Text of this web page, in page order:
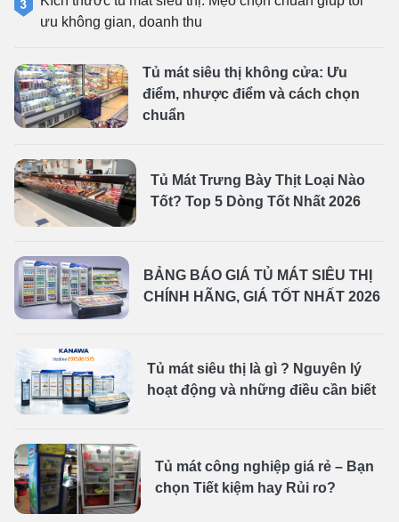
ưu không gian, doanh thu
Tủ mát siêu thị không cửa: Ưu
điểm, nhược điểm và cách chọn
chuẩn
Tủ Mát Trưng Bày Thịt Loại Nào
Tốt? Top 5 Dòng Tốt Nhất 2026
BẢNG BÁO GIÁ TỦ MÁT SIÊU THỊ
CHÍNH HÃNG, GIÁ TỐT NHẤT 2026
Tủ mát siêu thị là gì ? Nguyên lý
hoạt động và những điều cần biết
Tủ mát công nghiệp giá rẻ – Bạn
chọn Tiết kiệm hay Rủi ro?